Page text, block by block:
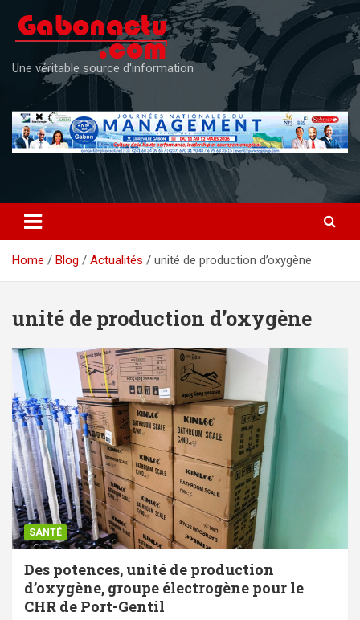
content
Une véritable source d'information
Home Blog Actualités unité de production d’oxygène
unité de production d’oxygène
SANTÉ
Des potences, unité de production
d’oxygène, groupe électrogène pour le
CHR de Port-Gentil